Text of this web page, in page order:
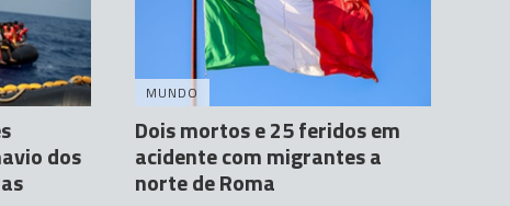
dos
MUNDO
Dois mortos e 25 feridos em
acidente com migrantes a
norte de Roma